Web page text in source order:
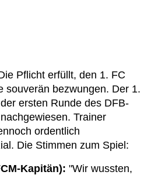
Pflicht erfüllt, den 1. FC
souverän bezwungen. Der 1.
ersten Runde des DFB-
Trainer
ordentlich
Die Stimmen zum Spiel:
Kapitän): "Wir wussten,